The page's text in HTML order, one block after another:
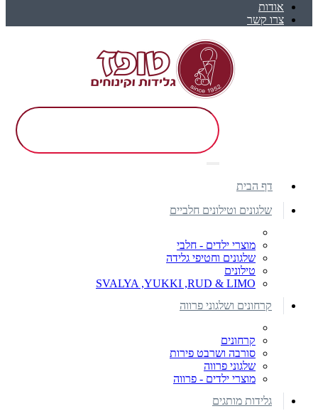
אודות
צרו קשר
דף הבית
שלגונים וטילונים חלביים
מוצרי ילדים - חלבי
שלגונים וחטיפי גלידה
טילונים
SVALYA ,YUKKI ,RUD & LIMO
קרחונים ושלגוני פרווה
קרחונים
סורבה ושרבט פירות
שלגוני פרווה
מוצרי ילדים - פרווה
גלידות מותגים